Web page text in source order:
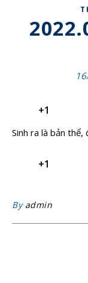
+1
Sinh ra là bản
+1
By admin